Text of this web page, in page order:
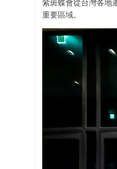
紫斑蝶會從台灣各地
重要區域。